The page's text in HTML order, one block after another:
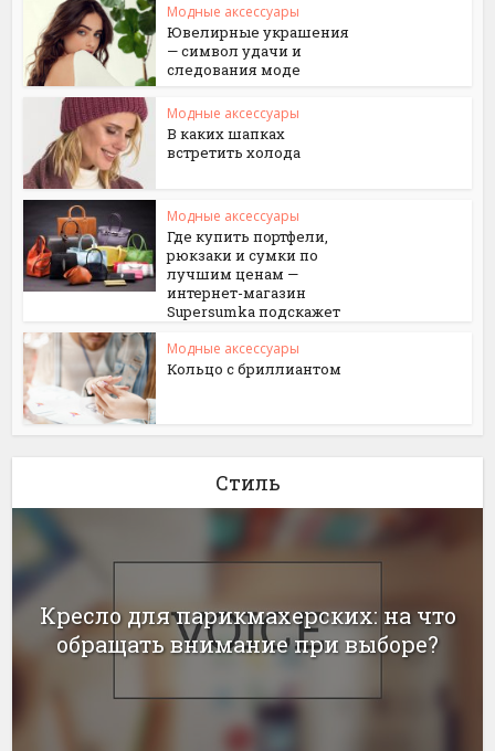
Модные аксессуары
Ювелирные украшения
— символ удачи и
следования моде
Модные аксессуары
В каких шапках
встретить холода
Модные аксессуары
Где купить портфели,
рюкзаки и сумки по
лучшим ценам —
интернет-магазин
Supersumka подскажет
Модные аксессуары
Кольцо с бриллиантом
Стиль
Кресло для парикмахерских: на что
обращать внимание при выборе?